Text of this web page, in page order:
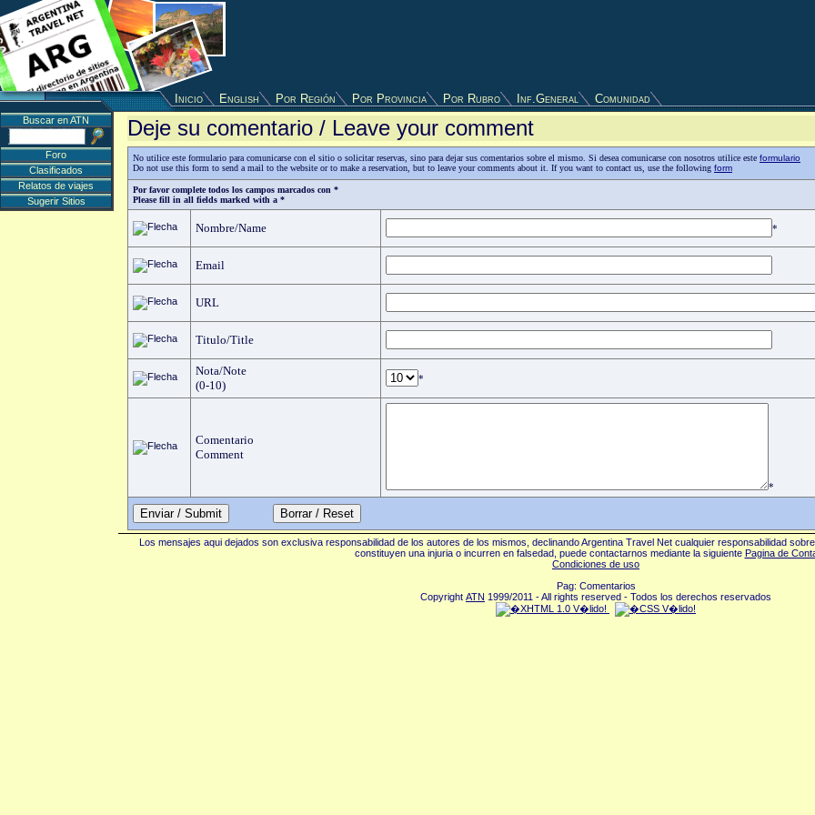
Inicio English Por Región Por Provincia Por Rubro Inf.General Comunidad
Deje su comentario / Leave your comment
No utilice este formulario para comunicarse con el sitio o solicitar reservas, sino para dejar sus comentarios sobre el mismo. Si desea comunicarse con nosotros utilice este formulario
Do not use this form to send a mail to the website or to make a reservation, but to leave your comments about it. If you want to contact us, use the following form
Por favor complete todos los campos marcados con *
Please fill in all fields marked with a *
Nombre/Name *
Email
URL
Titulo/Title
Nota/Note
(0-10)
*
Comentario
Comment
*
Enviar / Submit
Buscar en ATN
Foro
Clasificados
Relatos de viajes
Sugerir Sitios
Los mensajes aqui dejados son exclusiva responsabilidad de los autores de los mismos, declinando Argentina Travel Net cualquier responsabilidad
constituyen una injuria o incurren en falsedad, puede contactarnos mediante la siguiente Pagina de
Condiciones de uso
Pag: Comentarios
Copyright ATN 1999/2011 - All rights reserved - Todos los derechos reservados